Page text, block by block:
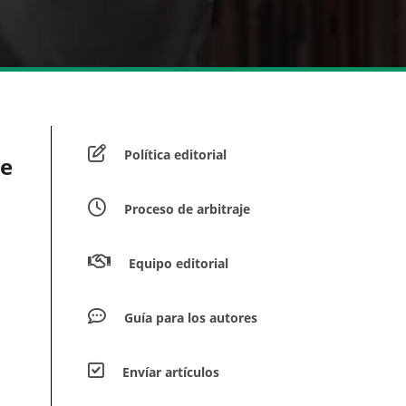
Política editorial
Proceso de arbitraje
Equipo editorial
Guía para los autores
Envíar artículos